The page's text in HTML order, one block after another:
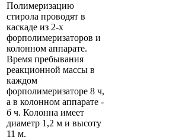
Полимеризацию
стирола проводят в
каскаде из 2-х
форполимеризаторов и
колонном аппарате.
Время пребывания
реакционной массы в
каждом
форполимеризаторе 8 ч,
а в колонном аппарате -
б ч. Колонна имеет
диаметр 1,2 м и высоту
11 м.